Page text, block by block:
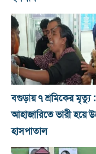
বগুড়ায় ৭ শ্রমিকের মৃত্যু
আহাজারিতে ভারী হয়ে
হাসপাতাল